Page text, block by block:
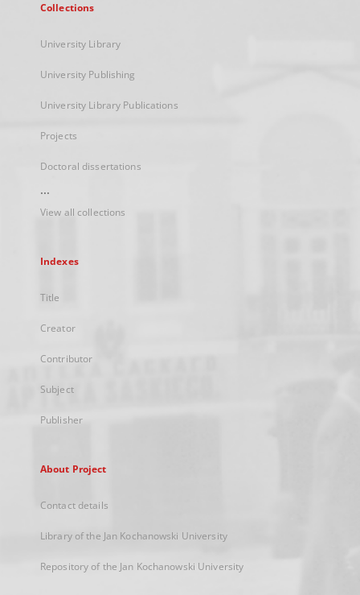
Collections
University Library
University Publishing
University Library Publications
Projects
Doctoral dissertations
...
View all collections
Indexes
Title
Creator
Contributor
Subject
Publisher
About Project
Contact details
Library of the Jan Kochanowski University
Repository of the Jan Kochanowski University